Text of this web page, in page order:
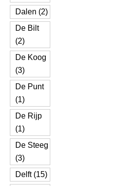
Dalen (2)
De Bilt
(2)
De Koog
(3)
De Punt
(1)
De Rijp
(1)
De Steeg
(3)
Delft (15)